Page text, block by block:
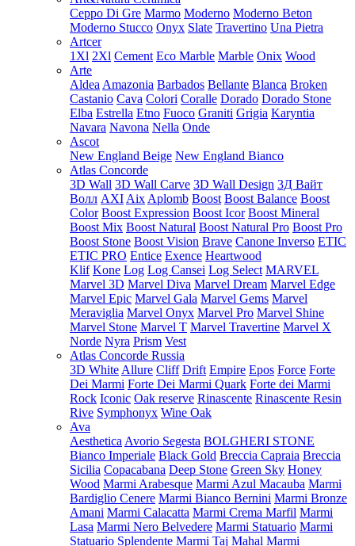
Ceppo Di Gre Marmo Moderno Moderno Beton
Moderno Stucco Onyx Slate Travertino Una Pietra
Artcer
1Xl 2Xl Cement Eco Marble Marble Onix Wood
Arte
Aldea Amazonia Barbados Bellante Blanca Broken
Castanio Cava Colori Coralle Dorado Dorado Stone
Elba Estrella Etno Fuoco Graniti Grigia Karyntia
Navara Navona Nella Onde
Ascot
New England Beige New England Bianco
Atlas Concorde
3D Wall 3D Wall Carve 3D Wall Design 3Д Вайт
Волл AXI Aix Aplomb Boost Boost Balance Boost
Color Boost Expression Boost Icor Boost Mineral
Boost Mix Boost Natural Boost Natural Pro Boost Pro
Boost Stone Boost Vision Brave Canone Inverso ETIC
ETIC PRO Entice Exence Heartwood
Klif Kone Log Log Cansei Log Select MARVEL
Marvel 3D Marvel Diva Marvel Dream Marvel Edge
Marvel Epic Marvel Gala Marvel Gems Marvel
Meraviglia Marvel Onyx Marvel Pro Marvel Shine
Marvel Stone Marvel T Marvel Travertine Marvel X
Norde Nyra Prism Vest
Atlas Concorde Russia
3D White Allure Cliff Drift Empire Epos Force Forte
Dei Marmi Forte Dei Marmi Quark Forte dei Marmi
Rock Iconic Oak reserve Rinascente Rinascente Resin
Rive Symphonyx Wine Oak
Ava
Aesthetica Avorio Segesta BOLGHERI STONE
Bianco Imperiale Black Gold Breccia Capraia Breccia
Sicilia Copacabana Deep Stone Green Sky Honey
Wood Marmi Arabesque Marmi Azul Macauba Marmi
Bardiglio Cenere Marmi Bianco Bernini Marmi Bronze
Amani Marmi Calacatta Marmi Crema Marfil Marmi
Lasa Marmi Nero Belvedere Marmi Statuario Marmi
Statuario Splendente Marmi Taj Mahal Marmi